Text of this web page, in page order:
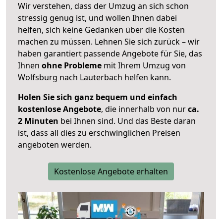
Wir verstehen, dass der Umzug an sich schon
stressig genug ist, und wollen Ihnen dabei
helfen, sich keine Gedanken über die Kosten
machen zu müssen. Lehnen Sie sich zurück – wir
haben garantiert passende Angebote für Sie, das
Ihnen ohne Probleme mit Ihrem Umzug von
Wolfsburg nach Lauterbach helfen kann.
Holen Sie sich ganz bequem und einfach
kostenlose Angebote, die innerhalb von nurca.
2 Minuten bei Ihnen sind. Und das Beste daran
ist, dass all dies zu erschwinglichen Preisen
angeboten werden.
Kostenlose Angebote erhalten